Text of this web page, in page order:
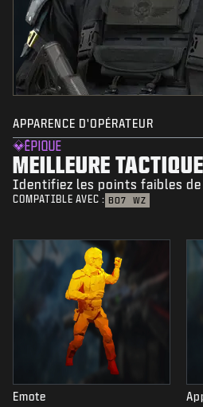
APPARENCE D'OPÉRATEUR
ÉPIQUE
MEILLEURE TACTIQUE
Identifiez les points faibles
COMPATIBLE AVEC : BO7 WZ
Emote